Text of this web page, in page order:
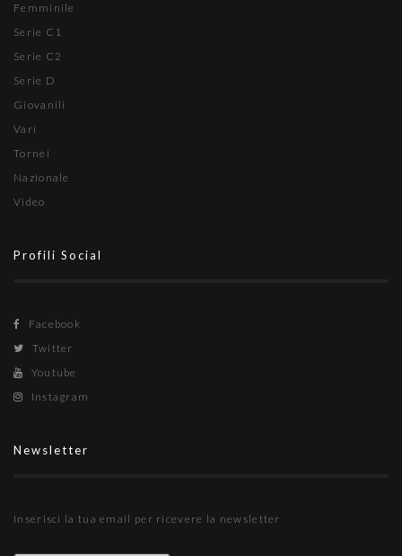
Femminile
Serie C1
Serie C2
Serie D
Giovanili
Vari
Tornei
Nazionale
Video
Profili Social
Facebook
Twitter
Youtube
Instagram
Newsletter
Inserisci la tua email per ricevere la newsletter